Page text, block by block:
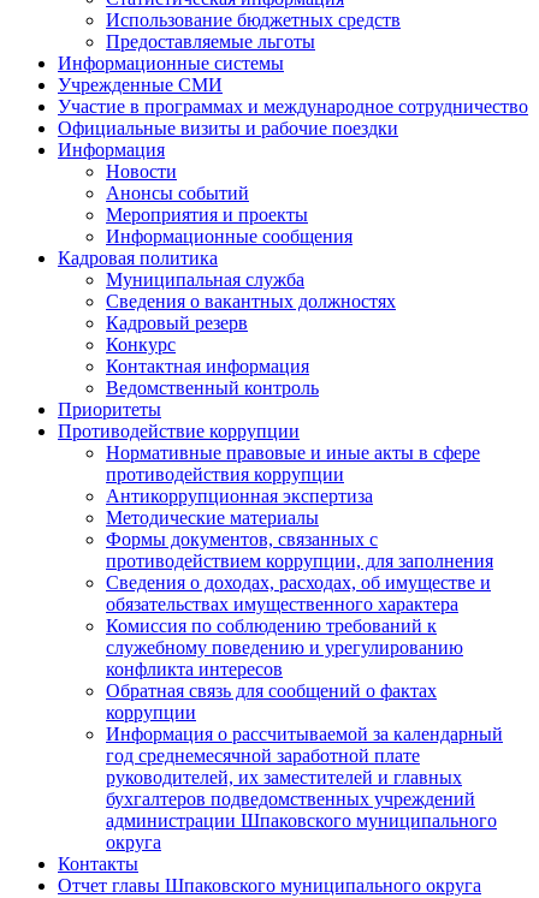
Использование бюджетных средств
Предоставляемые льготы
Информационные системы
Учрежденные СМИ
Участие в программах и международное сотрудничество
Официальные визиты и рабочие поездки
Информация
Новости
Анонсы событий
Мероприятия и проекты
Информационные сообщения
Кадровая политика
Муниципальная служба
Сведения о вакантных должностях
Кадровый резерв
Конкурс
Контактная информация
Ведомственный контроль
Приоритеты
Противодействие коррупции
Нормативные правовые и иные акты в сфере
противодействия коррупции
Антикоррупционная экспертиза
Методические материалы
Формы документов, связанных с
противодействием коррупции, для заполнения
Сведения о доходах, расходах, об имуществе и
обязательствах имущественного характера
Комиссия по соблюдению требований к
служебному поведению и урегулированию
конфликта интересов
Обратная связь для сообщений о фактах
коррупции
Информация о рассчитываемой за календарный
год среднемесячной заработной плате
руководителей, их заместителей и главных
бухгалтеров подведомственных учреждений
администрации Шпаковского муниципального
округа
Контакты
Отчет главы Шпаковского муниципального округа